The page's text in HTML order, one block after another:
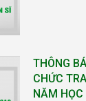
THÔNG
CHỨC
NĂM